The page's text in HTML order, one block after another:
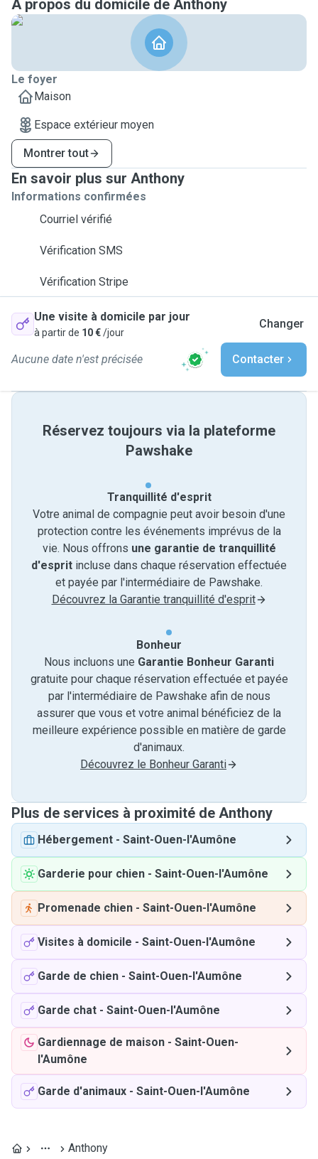
A propos du domicile de Anthony
Le foyer
Maison
Espace extérieur moyen
Montrer tout
En savoir plus sur Anthony
Informations confirmées
Courriel vérifié
Vérification SMS
Vérification Stripe
Une visite à domicile par jour
à partir de 10 €/jour
Changer
Aucune date n'est précisée Contacter
Réservez toujours via la plateforme
Pawshake
Tranquillité d'esprit
Votre animal de compagnie peut avoir besoin d'une
protection contre les événements imprévus de la
vie. Nous offrons une garantie de tranquillité
d'esprit incluse dans chaque réservation effectuée
et payée par l'intermédiaire de Pawshake.
Découvrez la Garantie tranquillité d'esprit
Bonheur
Nous incluons une Garantie Bonheur Garanti
gratuite pour chaque réservation effectuée et payée
par l'intermédiaire de Pawshake afin de nous
assurer que vous et votre animal bénéficiez de la
meilleure expérience possible en matière de garde
d'animaux.
Découvrez le Bonheur Garanti
Plus de services à proximité de Anthony
Hébergement - Saint-Ouen-l'Aumône
Garderie pour chien - Saint-Ouen-l'Aumône
Promenade chien - Saint-Ouen-l'Aumône
Visites à domicile - Saint-Ouen-l'Aumône
Garde de chien - Saint-Ouen-l'Aumône
Garde chat - Saint-Ouen-l'Aumône
Gardiennage de maison - Saint-Ouen-
l'Aumône
Garde d'animaux - Saint-Ouen-l'Aumône
Anthony